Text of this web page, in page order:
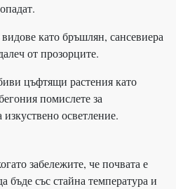
като бръшлян, сансевиера
от прозорците.
цъфтящи растения като
помислете за
осветление.
забележите, че почвата е
бъде със стайна температура и